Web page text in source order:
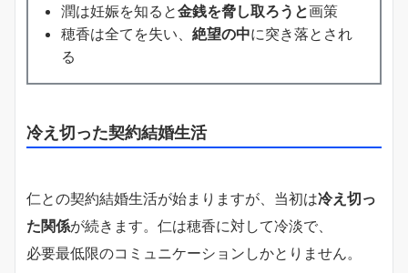
潤は妊娠を知ると金銭を脅し取ろうと画策
穂香は全てを失い、 絶望の中に突き落とされ
る
冷え切った契約結婚生活
仁との契約結婚生活が始まりますが、当初は冷え切っ
た関係が続きます。仁は穂香に対して冷淡で、
必要最低限のコミュニケーションしかとりません。